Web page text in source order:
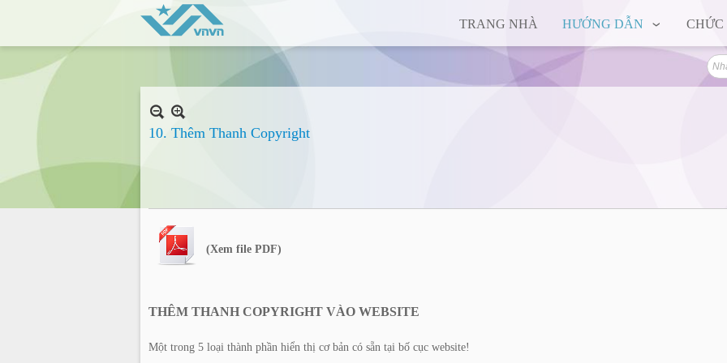
TRANG NHÀ HƯỚNG DẪN
10. Thêm Thanh Copyright
(Xem file PDF)
THÊM THANH COPYRIGHT VÀO WEBSITE
Một trong 5 loại thành phần hiển thị cơ bản có sẵn tại bố cục website!